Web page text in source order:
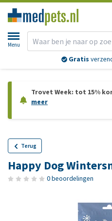
Menu
Gratis
Trovet Week: tot 15%
meer
Terug
Happy Dog
0 beoordelingen